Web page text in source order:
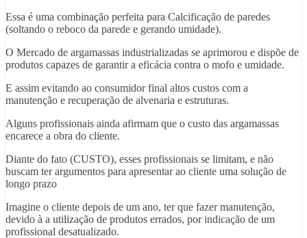
Essa é uma combinação perfeita para Calcificação de paredes
(soltando o reboco da parede e gerando umidade).
O Mercado de argamassas industrializadas se aprimorou e dispõe de
produtos capazes de garantir a eficácia contra o mofo e umidade.
E assim evitando ao consumidor final altos custos com a
manutenção e recuperação de alvenaria e estruturas.
Alguns profissionais ainda afirmam que o custo das argamassas
encarece a obra do cliente.
Diante do fato (CUSTO), esses profissionais se limitam, e não
buscam ter argumentos para apresentar ao cliente uma solução de
longo prazo
Imagine o cliente depois de um ano, ter que fazer manutenção,
devido à a utilização de produtos errados, por indicação de um
profissional desatualizado.